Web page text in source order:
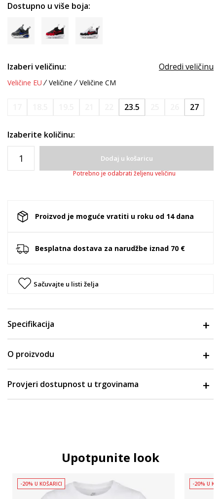
Dostupno u više boja:
Izaberi veličinu: Odredi veličinu
Veličine EU Veličine Veličine CM
23.5 27
Izaberite količinu:
Dodaj u košaricu
Potrebno je odabrati željenu veličinu
Proizvod je moguće vratiti u roku od 14 dana
Besplatna dostava za narudžbe iznad 70 €
Sačuvajte u listi želja
Specifikacija
O proizvodu
Provjeri dostupnost u trgovinama
Upotpunite look
-20% U KOŠARICI -20% U